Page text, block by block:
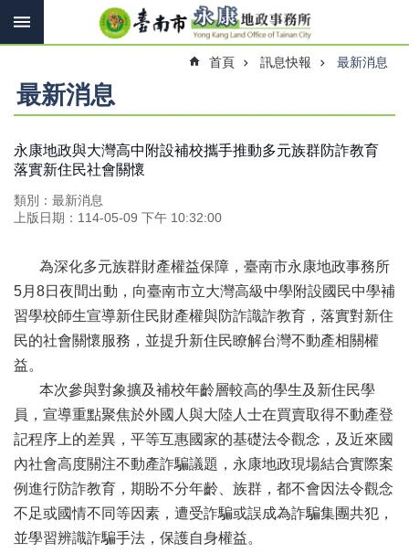
跳到主要內容區塊
搜
搜
尋
訊
息
快
報
關
簡
介
線
上
辦
與
詢
便
民
服
首頁 訊息快報 最新消息
最新消息
永康地政與大灣高中附設補校攜手推動多元族群防詐教育
落實新住民社會關懷
類別：最新消息
上版日期：114-05-09 下午 10:32:00
為深化多元族群財產權益保障，臺南市永康地政事務所
5月8日夜間出動，向臺南市立大灣高級中學附設國民中學補
習學校師生宣導新住民財產權與防詐識詐教育，落實對新住
民的社會關懷服務，並提升新住民瞭解台灣不動產相關權
益。
本次參與對象擴及補校年齡層較高的學生及新住民學
員，宣導重點聚焦於外國人與大陸人士在買賣取得不動產登
記程序上的差異，平等互惠國家的基礎法令觀念，及近來國
內社會高度關注不動產詐騙議題，永康地政現場結合實際案
例進行防詐教育，期盼不分年齡、族群，都不會因法令觀念
不足或國情不同等因素，遭受詐騙或誤成為詐騙集團共犯，
並學習辨識詐騙手法，保護自身權益。